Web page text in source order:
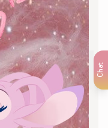
Chat